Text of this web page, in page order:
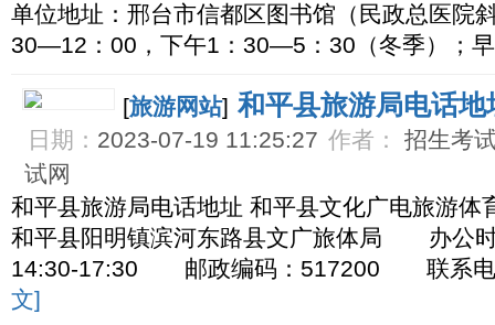
单位地址：邢台市信都区图书馆（民政总医院
30—12：00，下午1：30—5：30（冬季）；
[旅游网站] 和平县旅游局电话地
日期： 2023-07-19 11:25:27 作者：
招生考
试网
和平县旅游局电话地址 和平县文化广电旅游
和平县阳明镇滨河东路县文广旅体局 办公
14:30-17:30 邮政编码：517200 联系电
文]